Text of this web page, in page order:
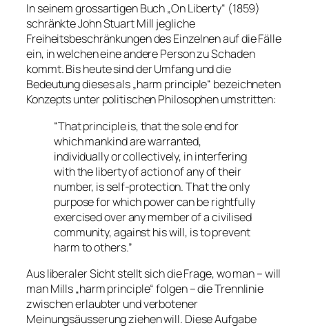
In seinem grossartigen Buch „On Liberty“ (1859)
schränkte John Stuart Mill jegliche
Freiheitsbeschränkungen des Einzelnen auf die Fälle
ein, in welchen eine andere Person zu Schaden
kommt. Bis heute sind der Umfang und die
Bedeutung dieses als „harm principle“ bezeichneten
Konzepts unter politischen Philosophen umstritten:
“That principle is, that the sole end for
which mankind are warranted,
individually or collectively, in interfering
with the liberty of action of any of their
number, is self-protection. That the only
purpose for which power can be rightfully
exercised over any member of a civilised
community, against his will, is to prevent
harm to others.”
Aus liberaler Sicht stellt sich die Frage, wo man – will
man Mills „harm principle“ folgen – dieTrennlinie
zwischen erlaubter und verbotener
Meinungsäusserung ziehen will. Diese Aufgabe